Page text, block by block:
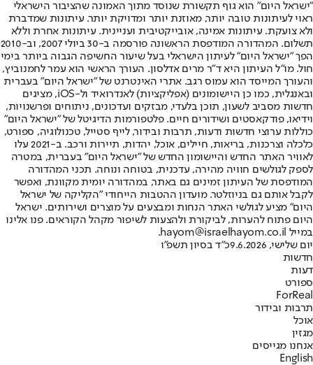
"ישראל היום" הוא גוף תקשורת שנוסד מתוך האמונה שהציבור הישראלי
ראוי לעיתונות טובה יותר, מאוזנת יותר ומדויקת יותר. עיתונות שמדברת
ולא צועקת. עיתונות אמינה, אובייקטיבית ועניינית. עיתונות אחרת וללא
תשלום. המהדורה המודפסת הראשונה פורסמה ב-30 ביולי 2007, וב-2010
הפך "ישראל היום" לעיתון הישראלי בעל שיעור החשיפה הגבוה ביותר בימי
חול. מו"ל העיתון היא ד"ר מרים אדלסון. העורך הראשי הוא עמר לחמנוביץ,
והעורך המייסד הוא עמוס רגב. אתרי האינטרנט של "ישראל היום" בעברית
ובאנגלית, כמו כן היישומונים (אפליקציות) לאנדרואיד ול-iOS, מציגים
חדשות מסביב לשעון, תוכן בלעדי, מבזקים ועדכונים, ניתוחים ופרשנויות,
וידיאו, פודקאסטים ושידורים חיים. פלטפורמות הדיגיטל של "ישראל היום"
כוללות ערוצי חדשות ודעות, תרבות ובידור, לייף סטייל, טכנולוגיה, ספורט,
כלכלה וצרכנות, בריאות, חיילים, אוכל, יהדות, תיירות ורכב. ב-2021 עלו
לאוויר האתר החדש והיישומון החדש של "ישראל היום" בעברית, במטרה
לספק לגולשים חוויה מהירה, עדכנית, בטוחה ונוחה. תכני המהדורה
המודפסת של העיתון זמינים גם באתר, במהדורה יומית מקוונת, ואפשר
לקבל אותם גם בניוזלטר. מועדון ההטבות הייחודי "הקליקה של ישראל
היום" מציע לגולשי האתר הנחות ומבצעים על מוצרים ושירותים. ישראל
היום פתוח להערות, לביקורת ולהצעות לשיפור מקהל הקוראים. פנו אלינו
במייל hayom@israelhayom.co.il.
יום שלישי, 9.6.2026
כ"ד בסיון תשפ"ו
חדשות
דעות
ספורט
ForReal
תרבות ובידור
אוכל
מגזין
אנחנו מגייסים
English